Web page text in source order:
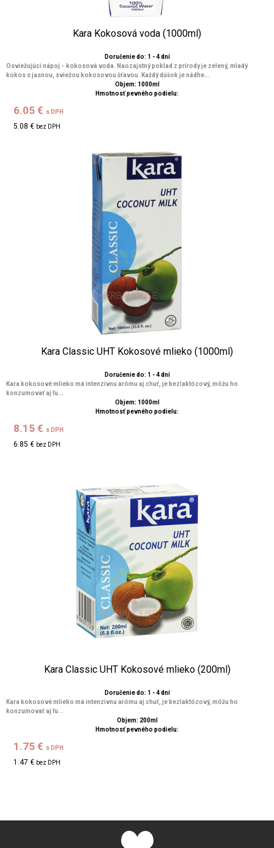
Kara Kokosová voda (1000ml)
Doručenie do: 1 - 4 dní
Osviežujúci nápoj - kokosová voda. Naozajstný poklad z prírody je zelený, mladý
kokos s jasnou, sviežou kokosovou šťavou. Každý dúšok je nádhe...
Objem: 1000ml
Hmotnosť pevného podielu:
6.05 € s DPH
5.08 € bez DPH
Kara Classic UHT Kokosové mlieko (1000ml)
Doručenie do: 1 - 4 dní
Kara kokosové mlieko má intenzívnu arómu aj chuť, je bezlaktózový, môžu ho
konzumovať aj ľu...
Objem: 1000ml
Hmotnosť pevného podielu:
8.15 € s DPH
6.85 € bez DPH
Kara Classic UHT Kokosové mlieko (200ml)
Doručenie do: 1 - 4 dní
Kara kokosové mlieko má intenzívnu arómu aj chuť, je bezlaktózový, môžu ho
konzumovať aj ľu...
Objem: 200ml
Hmotnosť pevného podielu:
1.75 € s DPH
1.47 € bez DPH